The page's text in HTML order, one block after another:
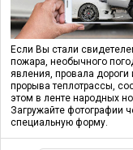
Если Вы стали
пожара, необычного
явления, провала дороги
прорыва теплотрассы,
этом в ленте народных
Загружайте фотографии
специальную форму.